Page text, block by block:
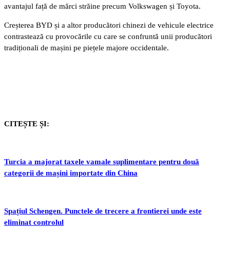
avantajul față de mărci străine precum Volkswagen și Toyota.
Creșterea BYD și a altor producători chinezi de vehicule electrice
contrastează cu provocările cu care se confruntă unii producători
tradiționali de mașini pe piețele majore occidentale.
CITEȘTE ȘI:
Turcia a majorat taxele vamale suplimentare pentru două
categorii de mașini importate din China
Spațiul Schengen. Punctele de trecere a frontierei unde este
eliminat controlul